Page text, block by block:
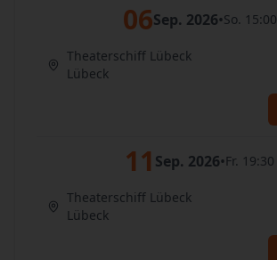
06Sep. 2026•So. 15:00
Theaterschiff Lübeck
Lübeck
11 Sep. 2026•Fr. 19:30
Theaterschiff Lübeck
Lübeck